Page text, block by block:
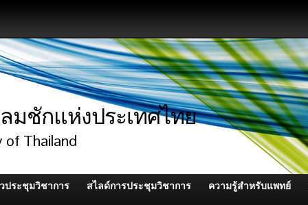
มชักแห่งประเทศไทย
of Thailand
ประชุมวิชาการ สไลด์การประชุมวิชาการ ความรู้สำหรับแพทย์